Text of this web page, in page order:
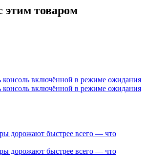
товаром
консоль включённой в режиме ожидания
консоль включённой в режиме ожидания
дорожают быстрее всего — что
дорожают быстрее всего — что